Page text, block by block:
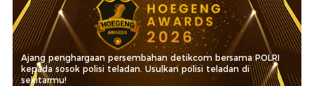
Ajang penghargaan persembahan detikcom bersama POLRI
kepada sosok polisi teladan. Usulkan polisi teladan di
sekitarmu!